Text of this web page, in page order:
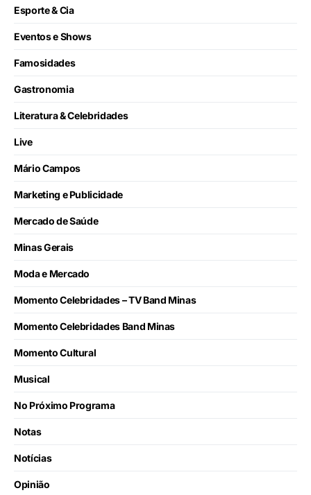
Esporte & Cia
Eventos e Shows
Famosidades
Gastronomia
Literatura & Celebridades
Live
Mário Campos
Marketing e Publicidade
Mercado de Saúde
Minas Gerais
Moda e Mercado
Momento Celebridades – TV Band Minas
Momento Celebridades Band Minas
Momento Cultural
Musical
No Próximo Programa
Notas
Notícias
Opinião